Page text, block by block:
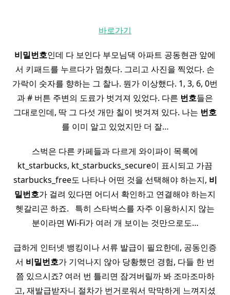
바로가기
비밀번호인데 다 보인다 부모님댁 아파트 공동현관 앞에
서 키패드를 누르다가 멈췄다. 그리고 사진을 찍었다. 손
가락이 숫자를 향하는 그 찰나. 뭔가 이상했다. 1, 3, 6, 0번
과 # 버튼 주변의 도료가 벗겨져 있었다. 다른 번호들은
그대로인데, 딱 그 다섯 개만 칠이 벗겨져 있다. 나는 번호
를 이미 알고 있었지만 더 잘…
스벅은 다른 카페들과 다르게 와이파이 목록에
kt_starbucks, kt_starbucks_secure이 표시되고 가끔
starbucks_free도 나타나 어떤 것을 선택해야 하는지, 비
밀번호가 걸려 있다면 어디서 확인하고 연결해야 하는지
헷갈리곤 하죠. ​ ​ 특히 스타벅스를 자주 이용하시지 않는
분이라면 Wi-Fi가 여러 개 보이는 것만으로도…
급하게 인터넷 뱅킹이나 서류 발급이 필요한데, 공동인증
서 비밀번호가 기억나지 않아 당황했던 경험, 다들 한 번
쯤 있으시죠? 여러 번 틀리면 잠겨버릴까 봐 조마조마하
고, 재발급받자니 절차가 번거로워서 막막하게 느껴지셨